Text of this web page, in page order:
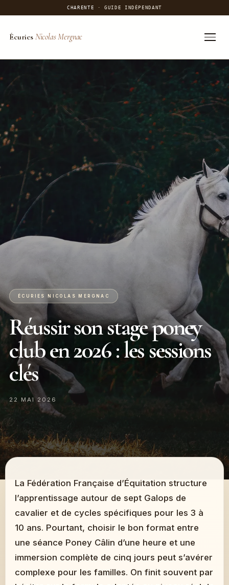
CHARENTE · GUIDE INDÉPENDANT
Écuries Nicolas Mergnac
au
ÉCURIES NICOLAS MERGNAC
Réussir son stage poney
club en 2026 : les sessions
clés
22 MAI 2026
La Fédération Française d’Équitation structure
l’apprentissage autour de sept Galops de
cavalier et de cycles spécifiques pour les 3 à
10 ans. Pourtant, choisir le bon format entre
une séance Poney Câlin d’une heure et une
immersion complète de cinq jours peut s’avérer
complexe pour les familles. On finit souvent par